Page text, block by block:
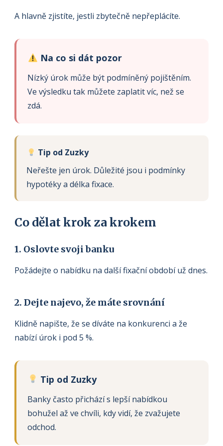
A hlavně zjistíte, jestli zbytečně nepřeplácíte.
Na co si dát pozor
Nízký úrok může být podmíněný pojištěním.
Ve výsledku tak můžete zaplatit víc, než se
zdá.
Tip od Zuzky
Neřešte jen úrok. Důležité jsou i podmínky
hypotéky a délka fixace.
Co dělat krok za krokem
1. Oslovte svoji banku
Požádejte o nabídku na další fixační období už dnes.
2. Dejte najevo, že máte srovnání
Klidně napište, že se díváte na konkurenci a že
nabízí úrok i pod 5 %.
Tip od Zuzky
Banky často přichází s lepší nabídkou
bohužel až ve chvíli, kdy vidí, že zvažujete
odchod.